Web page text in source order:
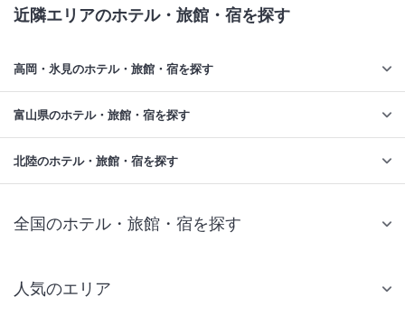
近隣エリアのホテル・旅館・宿を探す
高岡・氷見のホテル・旅館・宿を探す
富山県のホテル・旅館・宿を探す
北陸のホテル・旅館・宿を探す
全国のホテル・旅館・宿を探す
人気のエリア